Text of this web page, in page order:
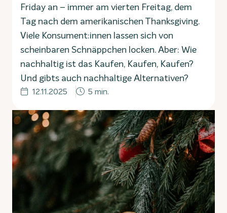
Friday an – immer am vierten Freitag, dem
Tag nach dem amerikanischen Thanksgiving.
Viele Konsument:innen lassen sich von
scheinbaren Schnäppchen locken. Aber: Wie
nachhaltig ist das Kaufen, Kaufen, Kaufen?
Und gibts auch nachhaltige Alternativen?
12.11.2025 5 min.